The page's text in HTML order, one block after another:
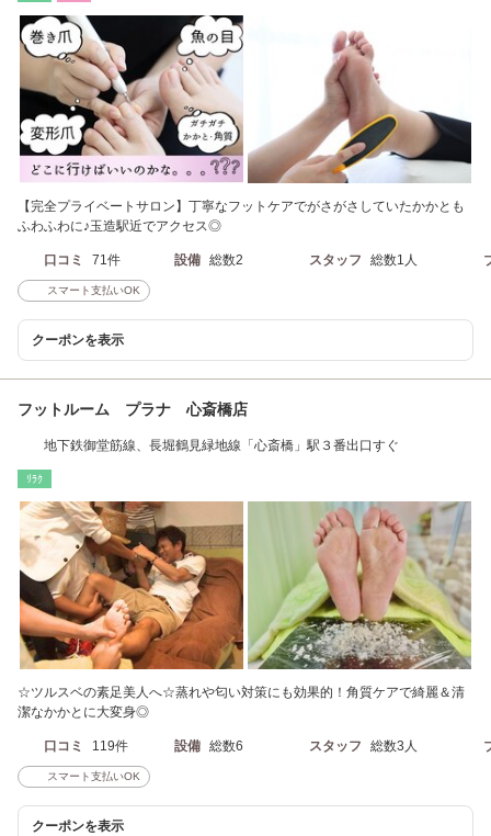
【完全プライベートサロン】丁寧なフットケアでがさがさしていたかかとも
ふわふわに♪玉造駅近でアクセス◎
口コミ 71件 設備 総数2 スタッフ 総数1人
スマート支払いOK
クーポンを表示
フットルーム プラナ 心斎橋店
地下鉄御堂筋線、長堀鶴見緑地線「心斎橋」駅３番出口すぐ
ﾘﾗｸ
☆ツルスベの素足美人へ☆蒸れや匂い対策にも効果的！角質ケアで綺麗＆清
潔なかかとに大変身◎
口コミ 119件 設備 総数6 スタッフ 総数3人
スマート支払いOK
クーポンを表示